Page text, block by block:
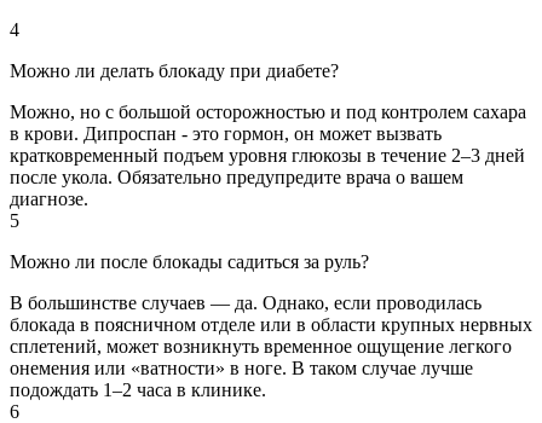
4
Можно ли делать блокаду при диабете?
Можно, но с большой осторожностью и под контролем сахара
в крови. Дипроспан - это гормон, он может вызвать
кратковременный подъем уровня глюкозы в течение 2–3 дней
после укола. Обязательно предупредите врача о вашем
диагнозе.
5
Можно ли после блокады садиться за руль?
В большинстве случаев — да. Однако, если проводилась
блокада в поясничном отделе или в области крупных нервных
сплетений, может возникнуть временное ощущение легкого
онемения или «ватности» в ноге. В таком случае лучше
подождать 1–2 часа в клинике.
6